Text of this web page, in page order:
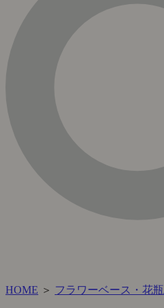
HOME ＞ フラワーベース・花瓶